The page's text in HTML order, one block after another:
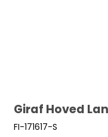
Giraf Hoved
FI-171617-S